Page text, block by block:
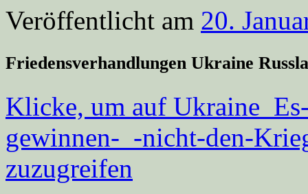
Veröffentlicht am 20.
Friedensverhandlungen Ukraine
Klicke, um auf
gewinnen-_-nicht-den-
zuzugreifen